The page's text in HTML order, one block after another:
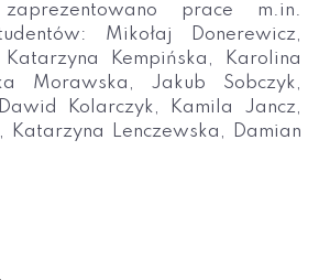
prace m.in.
Mikołaj Donerewicz,
Kempińska, Karolina
Morawska, Jakub Sobczyk,
Kolarczyk, Kamila Jancz,
Katarzyna Lenczewska, Damian